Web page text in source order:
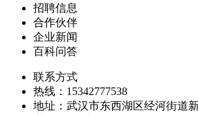
招聘信息
合作伙伴
企业新闻
百科问答
联系方式
热线：15342777538
地址：武汉市东西湖区经河街道